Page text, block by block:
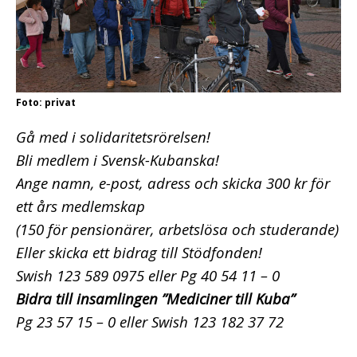
Foto: privat
Gå med i solidaritetsrörelsen!
Bli medlem i Svensk-Kubanska!
Ange namn, e-post, adress och skicka 300 kr för
ett års medlemskap
(150 för pensionärer, arbetslösa och studerande)
Eller skicka ett bidrag till Stödfonden!
Swish 123 589 0975 eller Pg 40 54 11 – 0
Bidra till insamlingen ”Mediciner till Kuba”
Pg 23 57 15 – 0 eller Swish 123 182 37 72